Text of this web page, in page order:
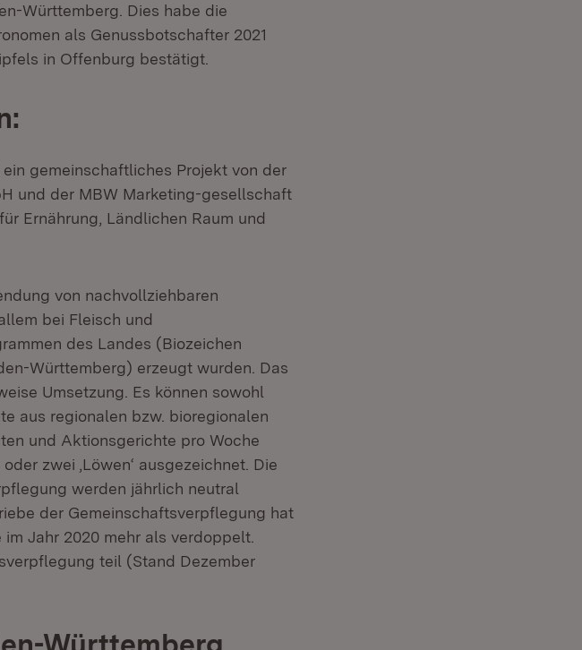
Württemberg. Dies habe die
als Genussbotschafter 2021
in Offenburg bestätigt.
gemeinschaftliches Projekt von der
und der MBW Marketing-gesellschaft
Ernährung, Ländlichen Raum und
von nachvollziehbaren
bei Fleisch und
des Landes (Biozeichen
Württemberg) erzeugt wurden. Das
Umsetzung. Es können sowohl
aus regionalen bzw. bioregionalen
und Aktionsgerichte pro Woche
zwei ‚Löwen‘ ausgezeichnet. Die
werden jährlich neutral
der Gemeinschaftsverpflegung hat
Jahr 2020 mehr als verdoppelt.
teil (Stand Dezember